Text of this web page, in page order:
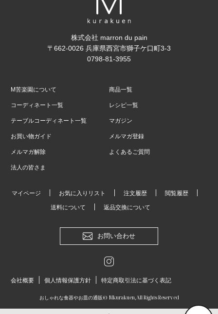
株式会社 marron du pain
〒662-0026 兵庫県西宮市獅子ケ口町3-3
0798-81-3955
M苦楽園について 商品一覧
コーディネート一覧 レシピ一覧
テーブルコーディネート一覧 マガジン
お買い物ガイド メルマガ登録
メルマガ解除 よくあるご質問
法人の皆さま
マイページ お気に入りリスト 注文履歴 閲覧履歴
送料について 返品交換について
お問い合わせ
会社概要 個人情報保護方針 特定商取引法に基づく表記
おしゃれな食器やお皿の通販© Mkurakuen,All Rights Reserved